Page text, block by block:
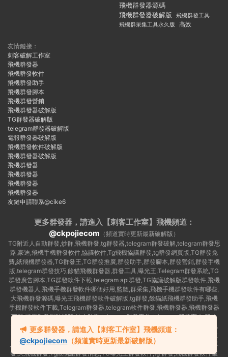
飛機群發器源碼
飛機群發器破解版
飛機群發工具
飛機群采集工具永久版
高效
友情鏈接：
刺客破解工作室
飛機群發器
飛機群發軟件
飛機群發助手
飛機群發腳本
飛機群發營銷
飛機群發器破解版
TG群發器破解版
telegram群發器破解版
電報群發器破解版
飛機群發軟件破解版
飛機群發器破解版
飛機群發器
飛機群發器
飛機群發器
飛機群發器
友鏈申請聯系@cike6
更多群發器，請進入【刺客工作室】 飛機頻道：
@ckpojiecom （頻道實時更新最新破解版）
TG附近人自動群發,炒群,飛機群發,tg群發器,telegram群發破解,telegram群發思
路,豪迪,飛機手機群發軟件,協議軟件,Tg飛機協議群發,tg群發網頁版,TG群發免
費,紙飛機群發器,TG群發王,TG群發推廣,群發助手,群發腳本,群發營銷,群發手機
版,telegram群發技巧,餘貓飛機群發器,群發工具,曝光王,Telegram群發系統,TG
群發廣告腳本,TG群發軟件下載,telegram api群發,TG協議破解版群發軟件,飛機
群發機器人,飛機手機群發軟件哪個好用,監聽,群采集,飛機手機群發軟件有哪些,
大飛機群發源碼,曝光王飛機群發軟件破解版,tg群發,餘貓紙飛機群發助手,飛機
手機群發軟件下載,Telegram群發器,telegram軟件群發,飛機群發器,飛機群發器
下載,飛機群發器破解版,拉人助手,telegram群發工具,telegram 群發言,加群軟
件,Telegram怎麽群發,協議号注冊機,TG機器人群發消息,群發軟件,tg群發器免
費版,私信軟件,tg群發廣告,telegram群發規則,telegram群發,telegram 群發,拉
人軟件,telegram批量群發,群發器破解版,曝光王飛機群發軟件,telegram自動群
發,大飛機群發,Tg限制組群發消息,TG曝光王群發軟件,tg 群發,飛機群發軟件破
更多群發器，請進入【刺客工作室】飛機頻道：
@ckpojiecom （頻道實時更新最新破解版）